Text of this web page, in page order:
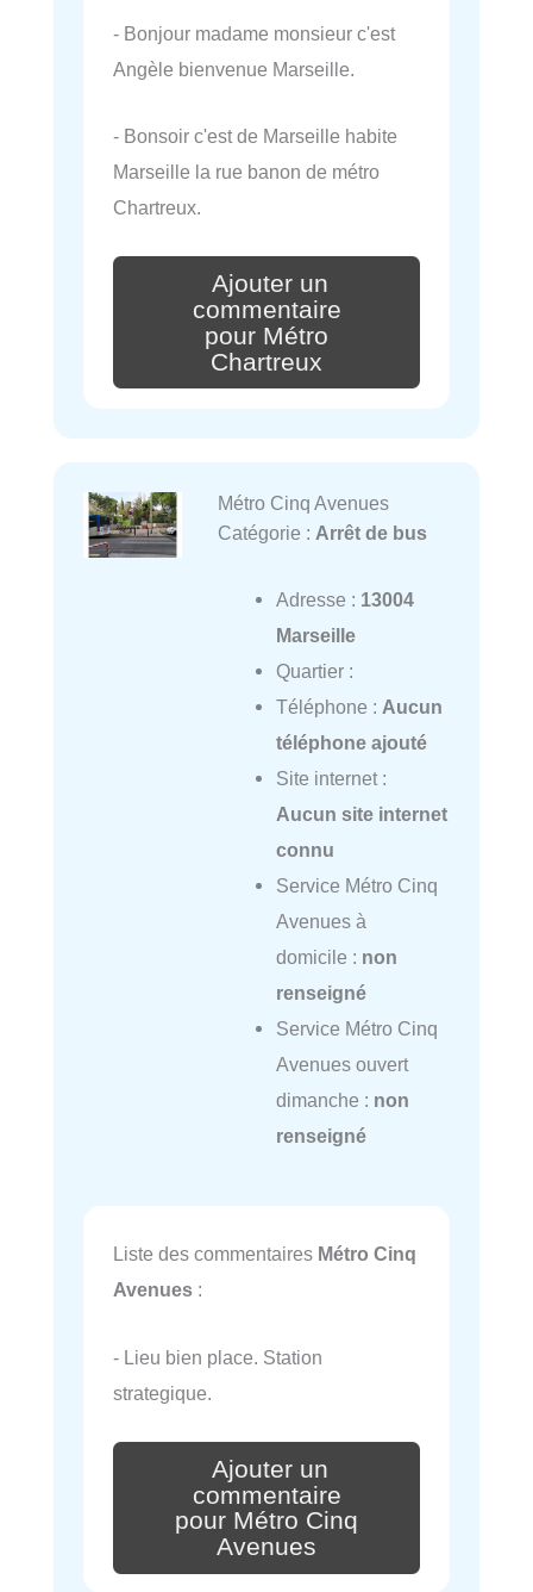
- Bonjour madame monsieur c'est
Angèle bienvenue Marseille.
- Bonsoir c'est de Marseille habite
Marseille la rue banon de métro
Chartreux.
Ajouter un
commentaire
pour Métro
Chartreux
Métro Cinq Avenues
Catégorie : Arrêt de bus
Adresse : 13004
Marseille
Quartier :
Téléphone : Aucun
téléphone ajouté
Site internet :
Aucun site internet
connu
Service Métro Cinq
Avenues à
domicile : non
renseigné
Service Métro Cinq
Avenues ouvert
dimanche : non
renseigné
Liste des commentaires Métro Cinq
Avenues :
- Lieu bien place. Station
strategique.
Ajouter un
commentaire
pour Métro Cinq
Avenues